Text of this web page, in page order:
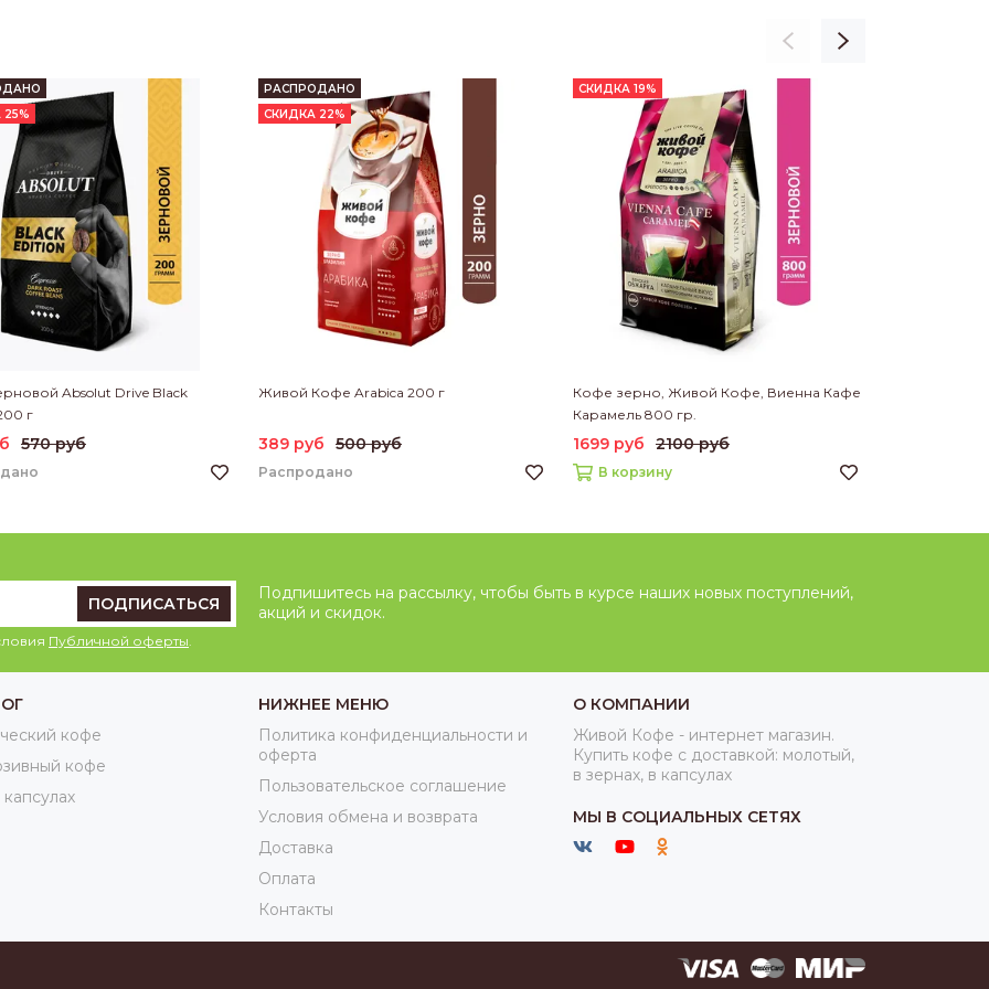
Absolut Drive Black
г
570 руб
РАСПРОДАНО
СКИДКА 22%
Живой Кофе Arabica 200 г
389 руб 500 руб
Распродано
СКИДКА 19%
Кофе зерно, Живой Кофе, Виенна Кафе
Карамель 800 гр.
1699 руб 2100 руб
В корзину
ПОДПИСАТЬСЯ
Публичной оферты.
Подпишитесь на рассылку, чтобы быть в курсе наших новых поступлений,
акций и скидок.
кофе
кофе
НИЖНЕЕ МЕНЮ
Политика конфиденциальности и
оферта
Пользовательское соглашение
Условия обмена и возврата
Доставка
Оплата
Контакты
О КОМПАНИИ
Живой Кофе - интернет магазин.
Купить кофе с доставкой: молотый,
в зернах, в капсулах
МЫ В СОЦИАЛЬНЫХ СЕТЯХ